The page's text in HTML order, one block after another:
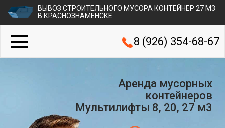
ВЫВОЗ СТРОИТЕЛЬНОГО МУСОРА КОНТЕЙНЕР 27 М3
В КРАСНОЗНАМЕНСКЕ
8 (926) 354-68-67
Аренда мусорных
контейнеров
Мультилифты 8, 20, 27 м3